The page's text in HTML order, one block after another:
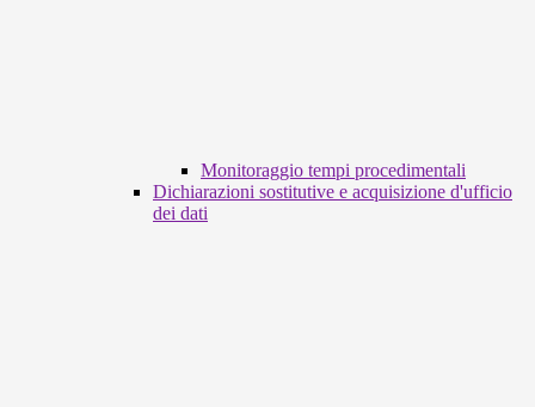
Monitoraggio tempi procedimentali
Dichiarazioni sostitutive e acquisizione d'ufficio
dei dati